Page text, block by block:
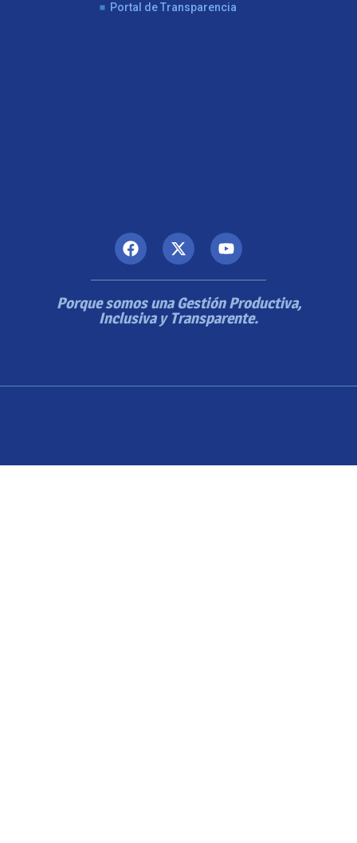
Portal de Transparencia
Porque somos una Gestión Productiva,
Inclusiva y Transparente.